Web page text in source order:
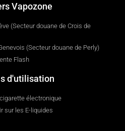
Vapozone
(Secteur douane de Crois de
(Secteur douane de Perly)
Flash
d'utilisation
électronique
sur les E-liquides